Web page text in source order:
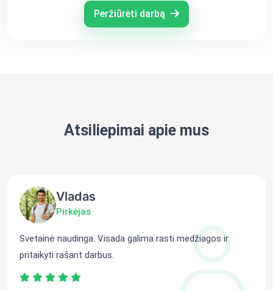
Peržiūrėti darbą
Atsiliepimai apie mus
Vladas
Pirkėjas
Svetainė naudinga. Visada galima rasti medžiagos ir
pritaikyti rašant darbus.